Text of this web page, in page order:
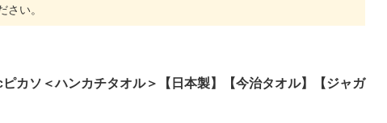
い。
カソ＜ハンカチタオル＞【日本製】【今治タオル】【ジャガ